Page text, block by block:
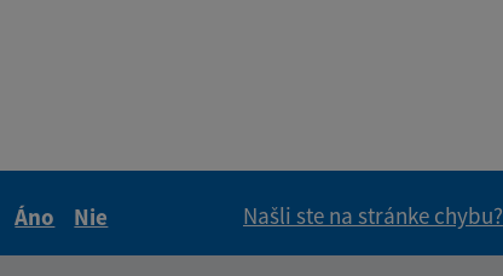
Áno
Nie
Našli ste na stránke chybu?